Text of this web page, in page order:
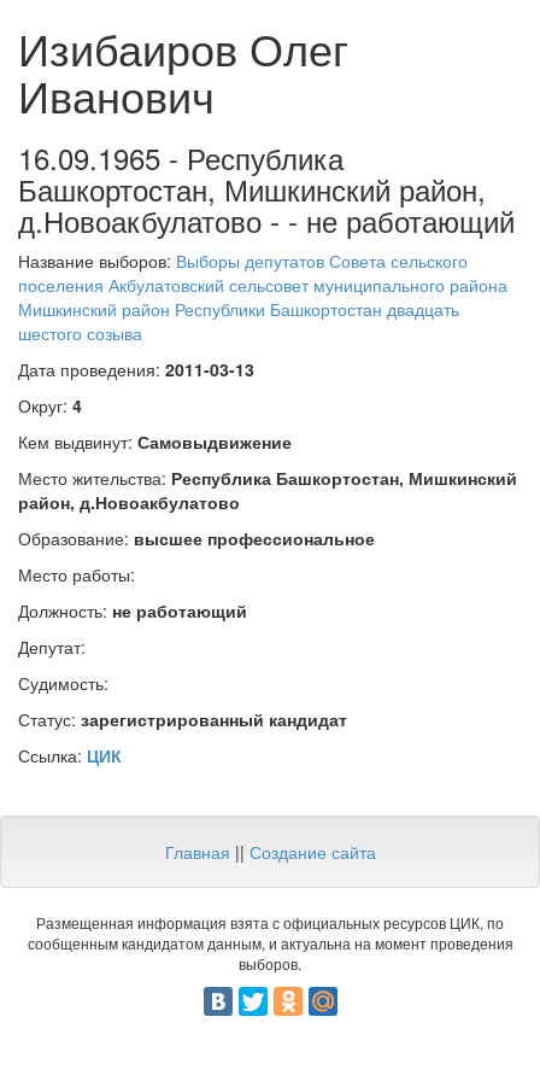
Изибаиров Олег
Иванович
16.09.1965 - Республика
Башкортостан, Мишкинский район,
д.Новоакбулатово - - не работающий
Название выборов: Выборы депутатов Совета сельского
поселения Акбулатовский сельсовет муниципального района
Мишкинский район Республики Башкортостан двадцать
шестого созыва
Дата проведения: 2011-03-13
Округ: 4
Кем выдвинут: Самовыдвижение
Место жительства: Республика Башкортостан, Мишкинский
район, д.Новоакбулатово
Образование: высшее профессиональное
Место работы:
Должность: не работающий
Депутат:
Судимость:
Статус: зарегистрированный кандидат
Ссылка: ЦИК
Главная || Создание сайта
Размещенная информация взята с официальных ресурсов ЦИК, по
сообщенным кандидатом данным, и актуальна на момент проведения
выборов.